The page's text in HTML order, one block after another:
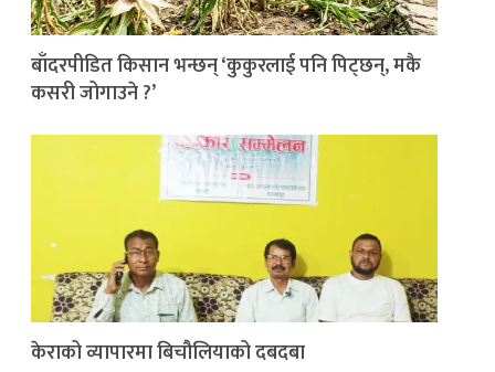
बाँदरपीडित किसान भन्छन् ‘कुकुरलाई पनि पिट्छन्, मकै
कसरी जोगाउने ?’
केराको व्यापारमा बिचौलियाको दबदबा